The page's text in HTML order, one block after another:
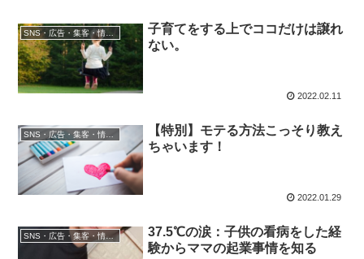
子育てをする上でココだけは譲れ
ない。
2022.02.11
【特別】モテる方法こっそり教え
ちゃいます！
2022.01.29
SNS・広告・集客・情報発信
37.5℃の涙：子供の看病をした経
験からママの起業事情を知る